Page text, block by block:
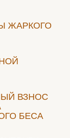
ЖАРКОГО
ВЗНОС
БЕСА